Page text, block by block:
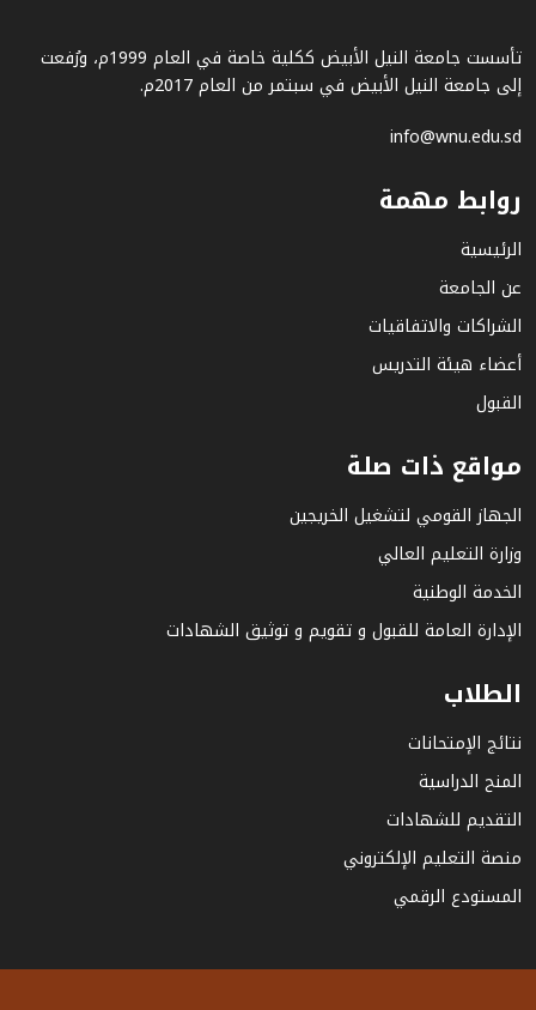
تأسست جامعة النيل الأبيض ككلية خاصة في العام 1999م، ورُفعت
إلى جامعة النيل الأبيض في سبتمر من العام 2017م.
info@wnu.edu.sd
روابط مهمة
الرئيسية
عن الجامعة
الشراكات والاتفاقيات
أعضاء هيئة التدريس
القبول
مواقع ذات صلة
الجهاز القومي لتشغيل الخريجين
وزارة التعليم العالي
الخدمة الوطنية
الإدارة العامة للقبول و تقويم و توثيق الشهادات
الطلاب
نتائج الإمتحانات
المنح الدراسية
التقديم للشهادات
منصة التعليم الإلكتروني
المستودع الرقمي